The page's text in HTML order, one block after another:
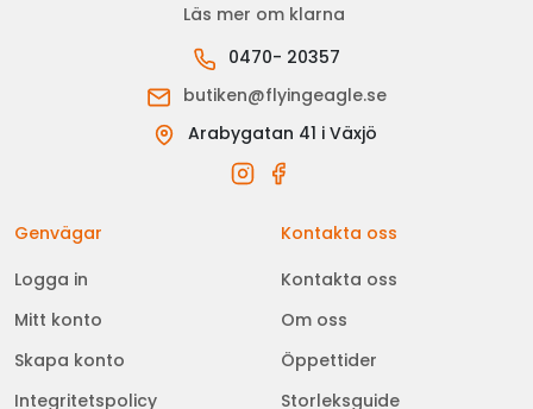
Läs mer om klarna
0470- 20357
butiken@flyingeagle.se
Arabygatan 41 i Växjö
Genvägar
Logga in
Mitt konto
Skapa konto
Integritetspolicy
Kontakta oss
Kontakta oss
Om oss
Öppettider
Storleksguide